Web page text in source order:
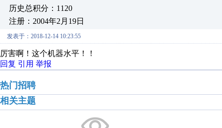
历史总积分：1120
注册：2004年2月19日
发表于：2018-12-14 10:23:55
厉害啊！这个机器水平！！
回复 引用 举报
热门招聘
相关主题